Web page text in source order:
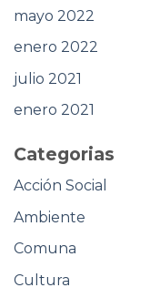
mayo 2022
enero 2022
julio 2021
enero 2021
Categorias
Acción Social
Ambiente
Comuna
Cultura